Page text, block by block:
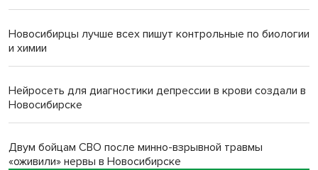
Новосибирцы лучше всех пишут контрольные по биологии
и химии
Нейросеть для диагностики депрессии в крови создали в
Новосибирске
Двум бойцам СВО после минно-взрывной травмы
«оживили» нервы в Новосибирске